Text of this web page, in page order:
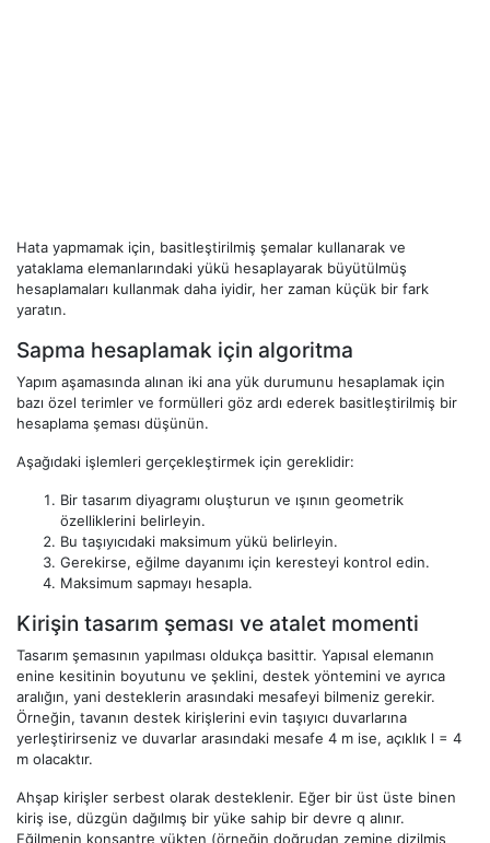
Hata yapmamak için, basitleştirilmiş şemalar kullanarak ve
yataklama elemanlarındaki yükü hesaplayarak büyütülmüş
hesaplamaları kullanmak daha iyidir, her zaman küçük bir fark
yaratın.
Sapma hesaplamak için algoritma
Yapım aşamasında alınan iki ana yük durumunu hesaplamak için
bazı özel terimler ve formülleri göz ardı ederek basitleştirilmiş bir
hesaplama şeması düşünün.
Aşağıdaki işlemleri gerçekleştirmek için gereklidir:
Bir tasarım diyagramı oluşturun ve ışının geometrik
özelliklerini belirleyin.
Bu taşıyıcıdaki maksimum yükü belirleyin.
Gerekirse, eğilme dayanımı için keresteyi kontrol edin.
Maksimum sapmayı hesapla.
Kirişin tasarım şeması ve atalet momenti
Tasarım şemasının yapılması oldukça basittir. Yapısal elemanın
enine kesitinin boyutunu ve şeklini, destek yöntemini ve ayrıca
aralığın, yani desteklerin arasındaki mesafeyi bilmeniz gerekir.
Örneğin, tavanın destek kirişlerini evin taşıyıcı duvarlarına
yerleştirirseniz ve duvarlar arasındaki mesafe 4 m ise, açıklık l = 4
m olacaktır.
Ahşap kirişler serbest olarak desteklenir. Eğer bir üst üste binen
kiriş ise, düzgün dağılmış bir yüke sahip bir devre q alınır.
Eğilmenin konsantre yükten (örneğin doğrudan zemine dizilmiş